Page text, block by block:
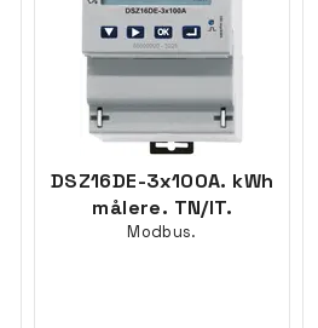
DSZ16DE-3x100A. kWh
målere. TN/IT.
Modbus.